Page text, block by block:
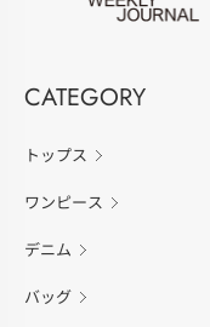
CATEGORY
トップス
ワンピース
デニム
バッグ